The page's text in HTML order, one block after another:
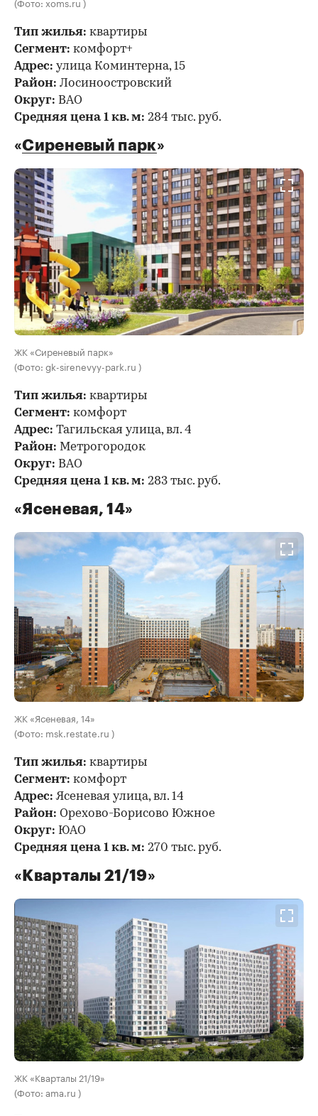
Тип жилья: квартиры
Сегмент: комфорт+
Адрес: улица Коминтерна, 15
Район: Лосиноостровский
Округ: ВАО
Средняя цена 1 кв. м: 284 тыс. руб.
«Сиреневый парк»
ЖК «Сиреневый парк»
(Фото: gk-sirenevyy-park.ru )
Тип жилья: квартиры
Сегмент: комфорт
Адрес: Тагильская улица, вл. 4
Район: Метрогородок
Округ: ВАО
Средняя цена 1 кв. м: 283 тыс. руб.
«Ясеневая, 14»
ЖК «Ясеневая, 14»
(Фото: msk.restate.ru )
Тип жилья: квартиры
Сегмент: комфорт
Адрес:Ясеневая улица, вл. 14
Район: Орехово-Борисово Южное
Округ: ЮАО
Средняя цена 1 кв. м: 270 тыс. руб.
«Кварталы 21/19»
ЖК «Кварталы 21/19»
(Фото: ama.ru )